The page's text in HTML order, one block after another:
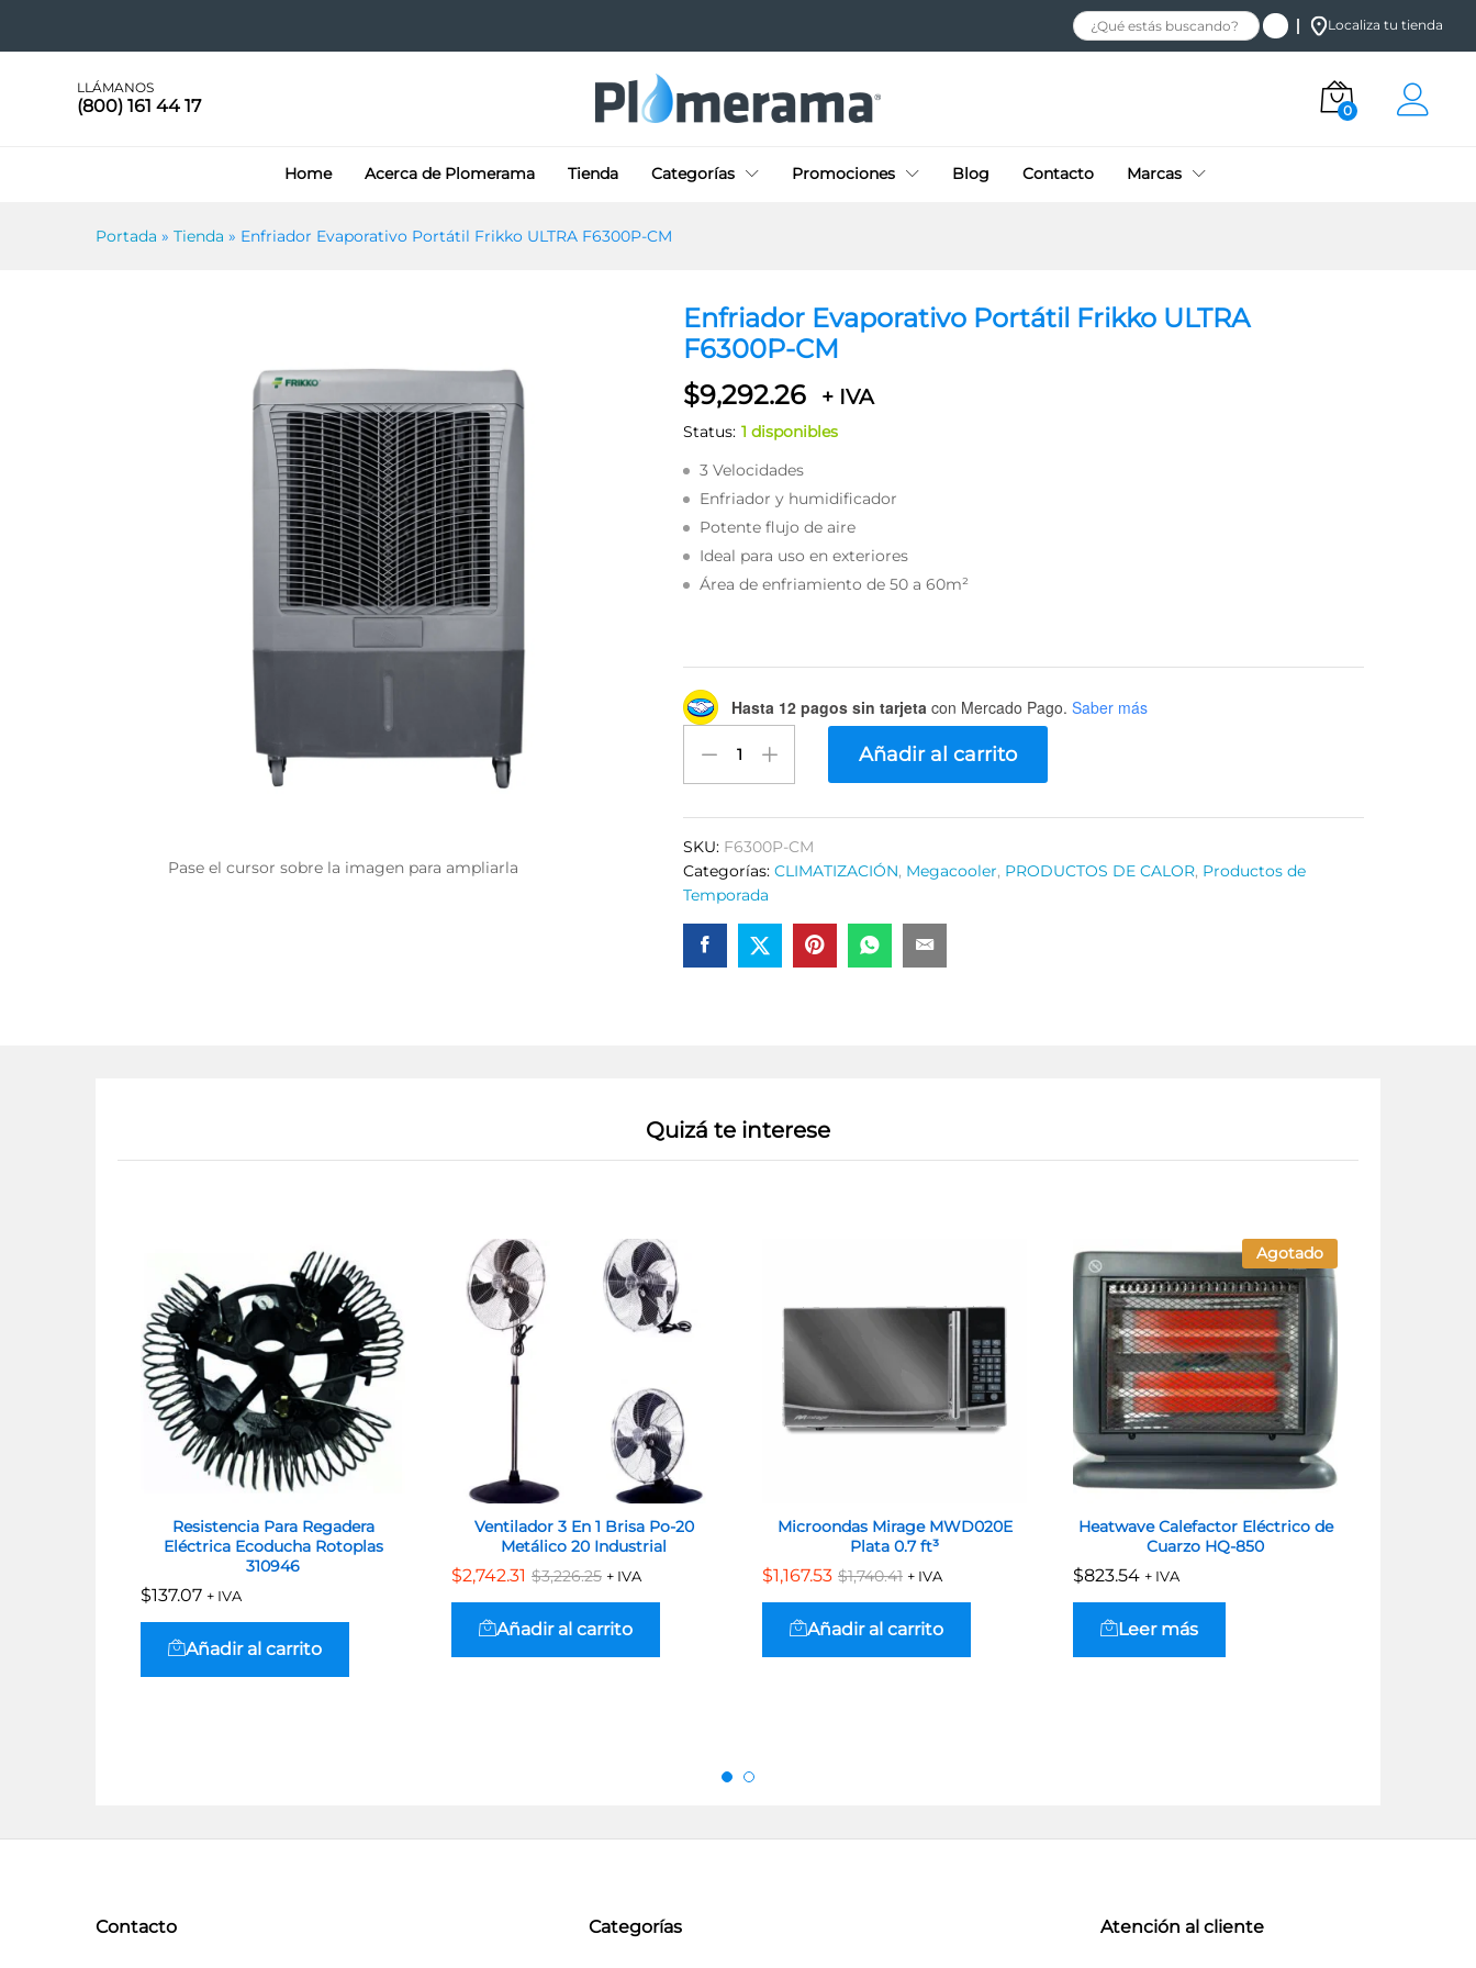
Localiza tu tienda
LLÁMANOS
(800) 161 44 17 0
Home Acerca de Plomerama Tienda Categorías Promociones Blog Contacto Marcas
Portada » Tienda » Enfriador Evaporativo Portátil Frikko ULTRA F6300P-CM
Pase el cursor sobre la imagen para ampliarla
Enfriador Evaporativo Portátil Frikko ULTRA
F6300P-CM
$9,292.26 + IVA
Status: 1 disponibles
3 Velocidades
Enfriador y humidificador
Potente flujo de aire
Ideal para uso en exteriores
Área de enfriamiento de 50 a 60m²
Hasta 12 pagos sin tarjeta con Mercado Pago. Saber más
Evaporativo
Portátil
F6300P-
CM
quantity
Añadir al carrito
SKU: F6300P-CM
Categorías:CLIMATIZACIÓN, Megacooler, PRODUCTOS DE CALOR, Productos de
Temporada
Quizá te interese
Resistencia Para Regadera
Eléctrica Ecoducha Rotoplas
310946
$137.07 + IVA
$137.07
Añadir al carrito
Ventilador 3 En 1 Brisa Po-20
Metálico 20 Industrial
$2,742.31 $3,226.25 + IVA
$2,742.31 $3,226.25
Añadir al carrito
Microondas Mirage MWD020E
Plata 0.7 ft³
$1,167.53 $1,740.41 + IVA
$1,167.53 $1,740.41
Añadir al carrito
Agotado
Heatwave Calefactor Eléctrico de
Cuarzo HQ-850
$823.54 + IVA
$823.54
Leer más
Contacto Categorías Atención al cliente
9,292.26 + IVA Añadir al carrito